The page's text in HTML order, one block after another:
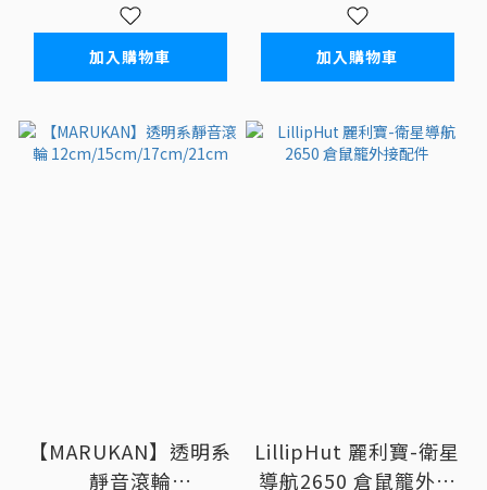
加入購物車 加入購物車
【MARUKAN】透明系
靜音滾輪
LillipHut 麗利寶-衛星
導航2650 倉鼠籠外接